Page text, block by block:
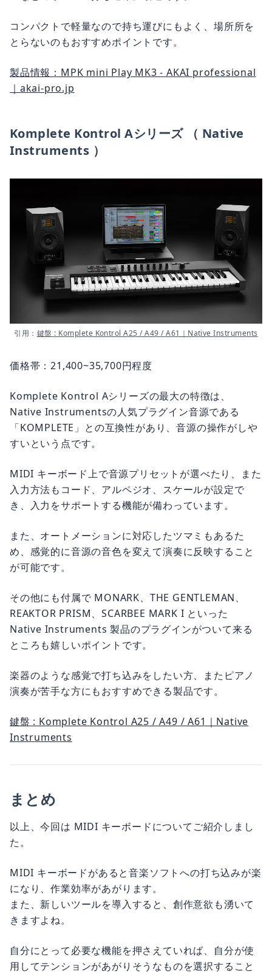
コンパクトで軽量なので持ち運びにもよく、場所所を
とらないのもおすすめポイントです。
製品情報：MPK mini Play MK3 - AKAI professional
｜akai-pro.jp
Komplete Kontrol Aシリーズ （ Native
Instruments ）
引用： 鍵盤 : Komplete Kontrol A25 / A49 / A61｜Native Instruments
価格帯：21,400~35,700円程度
Komplete Kontrol Aシリーズの最大の特徴は、
Native Instrumentsの人気プラグイン音源である
「KOMPLETE」との互換性があり、音源の操作がしや
すいという点です。
MIDI キーボード上で音源プリセットが選べたり、また
入力方法もコード、アルペジオ、スケールが設定で
き、入力をサポートする機能が備わっています。
また、オートメーションに対応したツマミもあるた
め、感覚的に音源の音色を変えて演奏に反映すること
が可能です。
その他にも付属で MONARK、THE GENTLEMAN、
REAKTOR PRISM、SCARBEE MARK I といった
Native Instruments 製品のプラグインがついて来る
ところも嬉しいポイントです。
楽器のような感覚で打ち込みをしたい方、またピアノ
演奏が苦手な方にもおすすめできる製品です。
鍵盤 : Komplete Kontrol A25 / A49 / A61｜Native
Instruments
まとめ
以上、今回は MIDI キーボードについてご紹介しまし
た。
MIDI キーボードがあると音楽ソフトへの打ち込みが楽
になり、作業効率があがります。
また、新しいツールを導入すると、創作意欲も湧いて
きますよね。
自分にとって必要な機能を押さえていれば、自分が使
用してテンションがあがりそうなものを選択すること